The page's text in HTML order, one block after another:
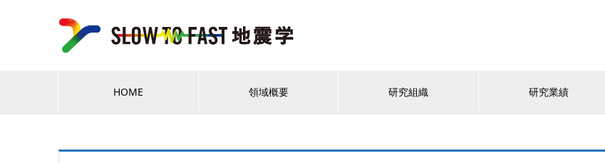
HOME 領域概要 研究組織 研究業績